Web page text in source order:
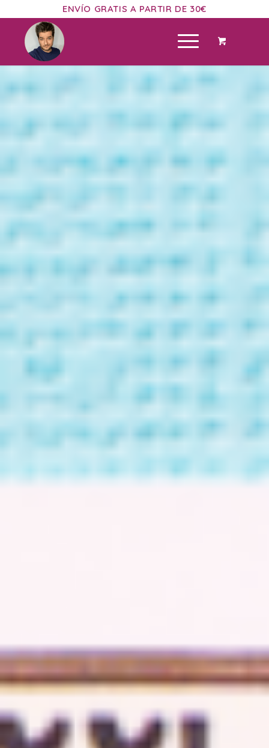
ENVÍO GRATIS A PARTIR DE 30€